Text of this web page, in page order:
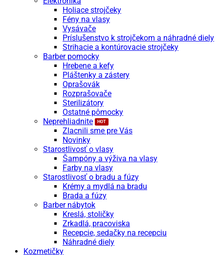
Holiace strojčeky
Fény na vlasy
Vysávače
Príslušenstvo k strojčekom a náhradné diely
Strihacie a kontúrovacie strojčeky
Barber pomocky
Hrebene a kefy
Pláštenky a zástery
Oprašovák
Rozprašovače
Sterilizátory
Ostatné pômocky
Neprehliadnite
Zlacnili sme pre Vás
Novinky
Starostlivosť o vlasy
Šampóny a výživa na vlasy
Farby na vlasy
Starostlivosť o bradu a fúzy
Krémy a mydlá na bradu
Brada a fúzy
Barber nábytok
Kreslá, stoličky
Zrkadlá, pracoviska
Recepcie, sedačky na recepciu
Náhradné diely
Kozmetičky